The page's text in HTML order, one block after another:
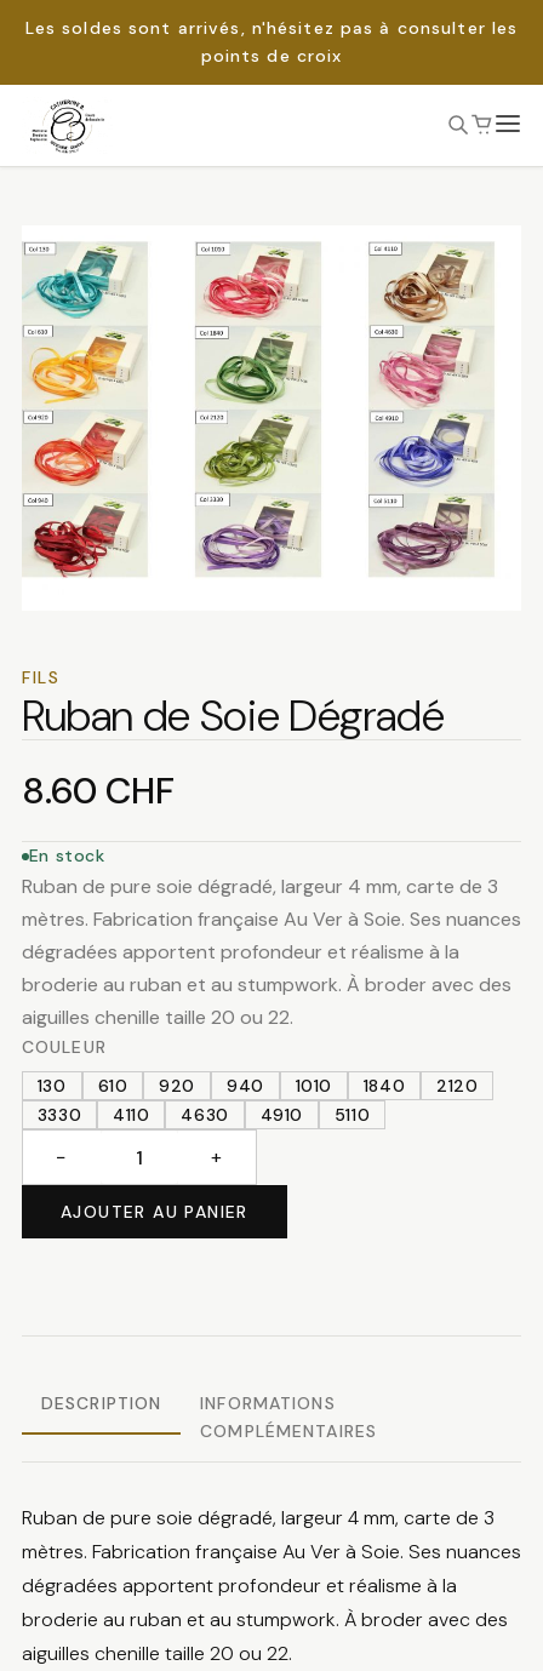
Les soldes sont arrivés, n'hésitez pas à consulter les
points de croix
Passer
FILS
Ruban de Soie Dégradé
8.60 CHF
En stock
Ruban de pure soie dégradé, largeur 4 mm, carte de 3
mètres. Fabrication française Au Ver à Soie. Ses nuances
dégradées apportent profondeur et réalisme à la
broderie au ruban et au stumpwork. À broder avec des
aiguilles chenille taille 20 ou 22.
COULEUR
130
610 920 940 1010 1840
2120
3330
4110 4630 4910 5110
Ruban
Dégradé
− +
AJOUTER AU PANIER
DESCRIPTION
INFORMATIONS
COMPLÉMENTAIRES
Ruban de pure soie dégradé, largeur 4 mm, carte de 3
mètres. Fabrication française Au Ver à Soie. Ses nuances
dégradées apportent profondeur et réalisme à la
broderie au ruban et au stumpwork. À broder avec des
aiguilles chenille taille 20 ou 22.